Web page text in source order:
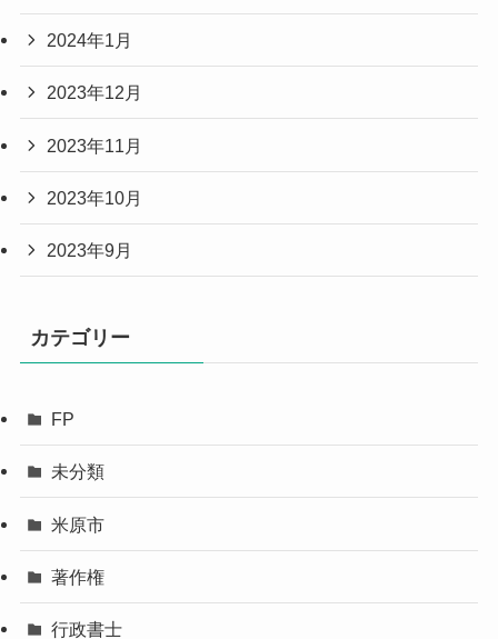
2024年1月
2023年12月
2023年11月
2023年10月
2023年9月
カテゴリー
FP
未分類
米原市
著作権
行政書士